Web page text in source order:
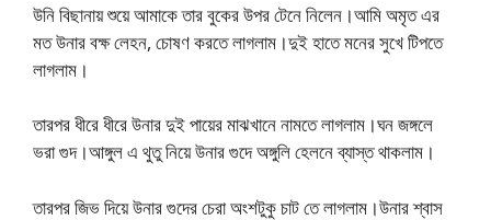
উনি বিছানায় শুয়ে আমাকে তার বুকের উপর টেনে নিলেন।আমি অমৃত এর
মত উনার বক্ষ লেহন, চোষণ করতে লাগলাম।দুই হাতে মনের সুখে টিপতে
লাগলাম।
তারপর ধীরে ধীরে উনার দুই পায়ের মাঝখানে নামতে লাগলাম।ঘন জঙ্গলে
ভরা গুদ।আঙ্গুল এ থুতু নিয়ে উনার গুদে অঙ্গুলি হেলনে ব্যাস্ত থাকলাম।
তারপর জিভ দিয়ে উনার গুদের চেরা অংশটুকু চাট তে লাগলাম।উনার শ্বাস